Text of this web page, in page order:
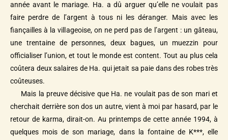
année avant le mariage. Ha. a dû arguer qu’elle ne voulait pas
faire perdre de l’argent à tous ni les déranger. Mais avec les
fiançailles à la villageoise, on ne perd pas de l’argent : un gâteau,
une trentaine de personnes, deux bagues, un muezzin pour
officialiser l’union, et tout le monde est content. Tout au plus cela
coûtera deux salaires de Ha. qui jetait sa paie dans des robes très
coûteuses.
Mais la preuve décisive que Ha. ne voulait pas de son mari et
cherchait derrière son dos un autre, vient à moi par hasard, par le
retour de karma, dirait-on. Au printemps de cette année 1994, à
quelques mois de son mariage, dans la fontaine de K***, elle